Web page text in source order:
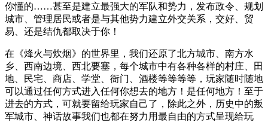
你懂的……甚至是建立最强大的军队和势力，发布政令、规划
城市、管理居民或者是与其他势力建立外交关系，交好、贸
易、还是结仇都取决于你！
在《烽火与炊烟》的世界里，我们还原了北方城市、南方水
乡、西南边境、西北要塞，每个城市中有各种各样的村庄、田
地、民宅、商店、学堂、衙门、酒楼等等等等，玩家随时随地
可以通过任何方式进入任何你想去的地方！是任何地方！至于
进去的方式，可就要留给玩家自己了，除此之外，历史中的叛
军城市、神话故事我们也都在努力用最自由的方式呈现给玩